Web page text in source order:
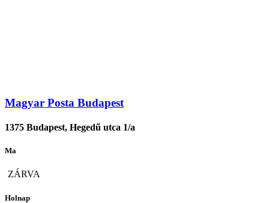
Magyar Posta Budapest
1375 Budapest, Hegedű utca 1/a
Ma
ZÁRVA
Holnap